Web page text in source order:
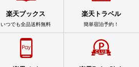
楽天ブックス
いつでも全品送料無料
楽天トラベル
簡単宿泊予約！